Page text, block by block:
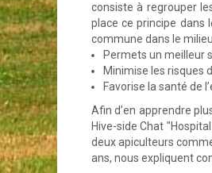
consiste à regrouper
place ce principe dans
commune dans le
Permets un meilleur
Minimise les risques
Favorise la santé de
Afin d’en apprendre
Hive-side Chat
deux apiculteurs
ans, nous expliquent